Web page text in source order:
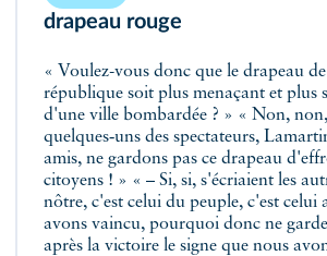
drapeau rouge
« Voulez-vous donc que le drapeau
république soit plus menaçant et plus
d'une ville bombardée ? » « Non,
quelques‑uns des spectateurs,
amis, ne gardons pas ce drapeau
citoyens ! » « – Si, si, s'écriaient les
nôtre, c'est celui du peuple, c'est celui
avons vaincu, pourquoi donc ne
après la victoire le signe que nous